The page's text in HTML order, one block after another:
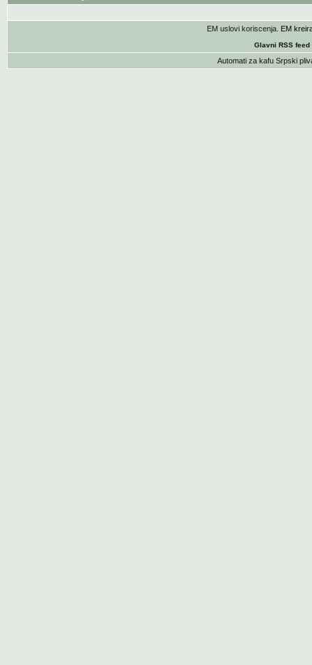
EM uslovi koriscenja . EM
Glavni RSS feed
Automati za kafu Srpski